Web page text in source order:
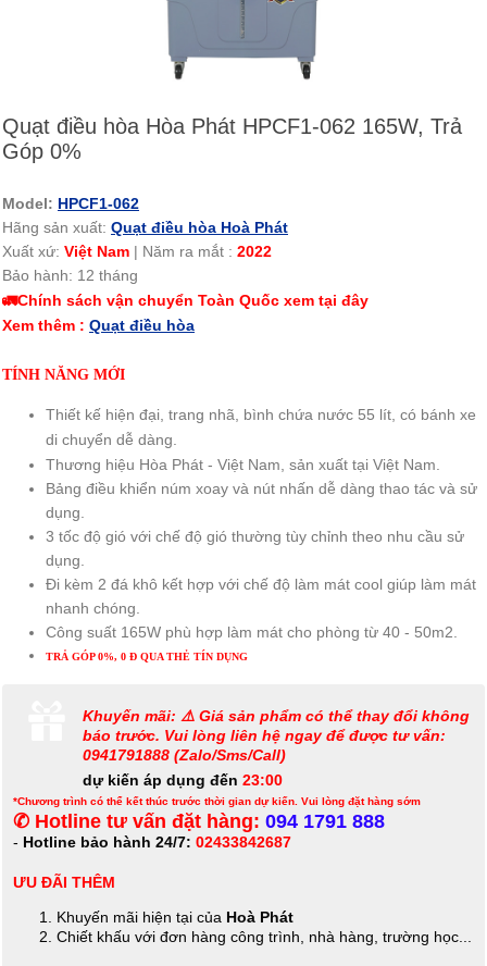
Quạt điều hòa Hòa Phát HPCF1-062 165W, Trả
Góp 0%
Model: HPCF1-062
Hãng sản xuất: Quạt điều hòa Hoà Phát
Xuất xứ: Việt Nam | Năm ra mắt : 2022
Bảo hành: 12 tháng
🚛Chính sách vận chuyển Toàn Quốc xem tại đây
Xem thêm : Quạt điều hòa
TÍNH NĂNG MỚI
Thiết kế hiện đại, trang nhã, bình chứa nước 55 lít, có bánh xe
di chuyển dễ dàng.
Thương hiệu Hòa Phát - Việt Nam, sản xuất tại Việt Nam.
Bảng điều khiển núm xoay và nút nhấn dễ dàng thao tác và sử
dụng.
3 tốc độ gió với chế độ gió thường tùy chỉnh theo nhu cầu sử
dụng.
Đi kèm 2 đá khô kết hợp với chế độ làm mát cool giúp làm mát
nhanh chóng.
Công suất 165W phù hợp làm mát cho phòng từ 40 - 50m2.
TRẢ GÓP 0%, 0 Đ QUA THẺ TÍN DỤNG
Khuyến mãi: ⚠️ Giá sản phẩm có thể thay đổi không
báo trước. Vui lòng liên hệ ngay để được tư vấn:
0941791888 (Zalo/Sms/Call)
dự kiến áp dụng đến 23:00
*Chương trình có thể kết thúc trước thời gian dự kiến. Vui lòng đặt hàng sớm
✆ Hotline tư vấn đặt hàng: 094 1791 888
- Hotline bảo hành 24/7: 02433842687
ƯU ĐÃI THÊM
Khuyến mãi hiện tại của Hoà Phát
Chiết khấu với đơn hàng công trình, nhà hàng, trường học...